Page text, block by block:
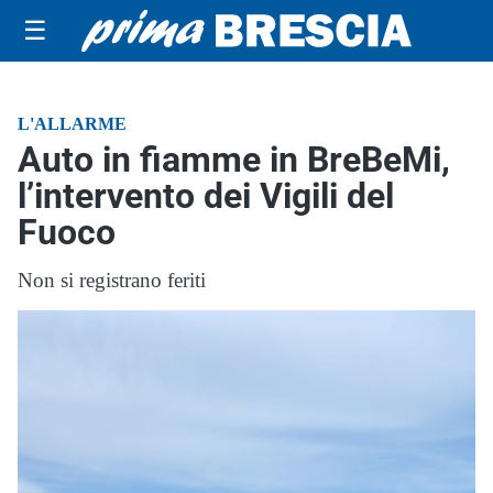
☰
L'ALLARME
Auto in fiamme in BreBeMi,
l’intervento dei Vigili del
Fuoco
Non si registrano feriti